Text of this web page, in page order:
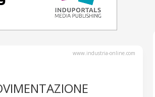
www.industria-online.com